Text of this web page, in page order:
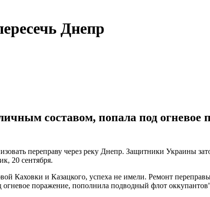
Днепр
составом, попала под
переправу через реку Днепр. Защитники Украины
20 сентября.
Каховки и Казацкого, успеха не имели. Ремонт
поражение, пополнила подводный флот